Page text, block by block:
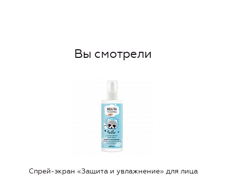
Вы смотрели
Спрей-экран «Защита и увлажнение» для лица